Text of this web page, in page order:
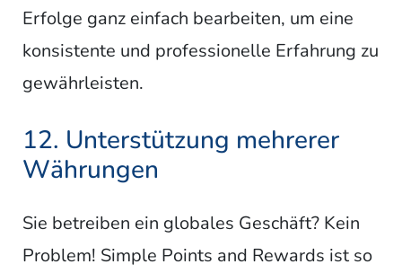
Erfolge ganz einfach bearbeiten, um eine
konsistente und professionelle Erfahrung zu
gewährleisten.
12. Unterstützung mehrerer
Währungen
Sie betreiben ein globales Geschäft? Kein
Problem! Simple Points and Rewards ist so